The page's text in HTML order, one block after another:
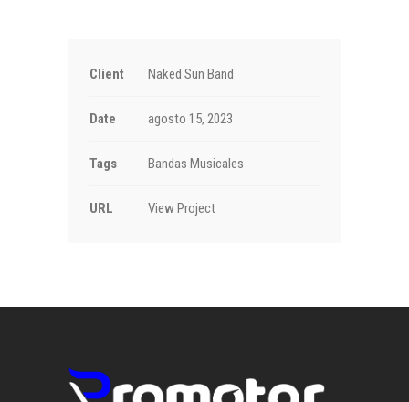
Client Naked Sun Band
Date agosto 15, 2023
Tags Bandas Musicales
URL View Project